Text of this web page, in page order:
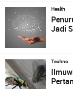
Health
Jadi
Techno